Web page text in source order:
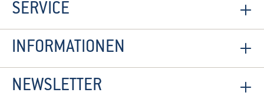
SERVICE
INFORMATIONEN
NEWSLETTER